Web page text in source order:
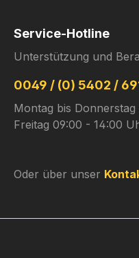
Service-Hotline
Unterstützung und
0049 / (0) 5402 /
Montag bis
Freitag 09:00 - 14:00
Oder über unser